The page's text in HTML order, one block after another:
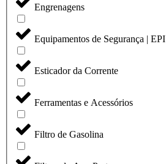
Engrenagens
Equipamentos de Segurança | EPI
Esticador da Corrente
Ferramentas e Acessórios
Filtro de Gasolina